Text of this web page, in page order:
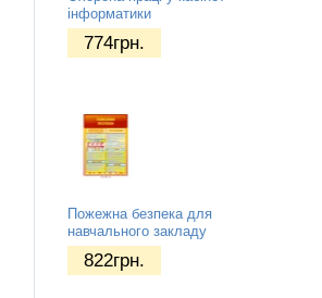
інформатики
774грн.
Пожежна безпека для
навчального закладу
822грн.